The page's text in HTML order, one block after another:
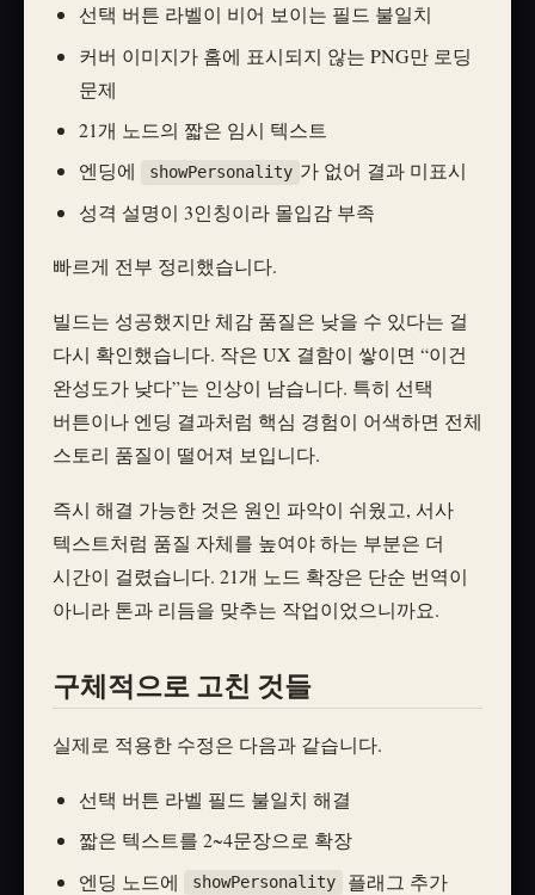
선택 버튼 라벨이 비어 보이는 필드 불일치
커버 이미지가 홈에 표시되지 않는 PNG만 로딩
문제
21개 노드의 짧은 임시 텍스트
엔딩에
showPersonality 가 없어 결과 미표시
성격 설명이 3인칭이라 몰입감 부족
빠르게 전부 정리했습니다.
빌드는 성공했지만 체감 품질은 낮을 수 있다는 걸
다시 확인했습니다. 작은 UX 결함이 쌓이면 “이건
완성도가 낮다”는 인상이 남습니다. 특히 선택
버튼이나 엔딩 결과처럼 핵심 경험이 어색하면 전체
스토리 품질이 떨어져 보입니다.
즉시 해결 가능한 것은 원인 파악이 쉬웠고, 서사
텍스트처럼 품질 자체를 높여야 하는 부분은 더
시간이 걸렸습니다. 21개 노드 확장은 단순 번역이
아니라 톤과 리듬을 맞추는 작업이었으니까요.
구체적으로 고친 것들
실제로 적용한 수정은 다음과 같습니다.
선택 버튼 라벨 필드 불일치 해결
짧은 텍스트를 2~4문장으로 확장
엔딩 노드에
showPersonality
플래그 추가